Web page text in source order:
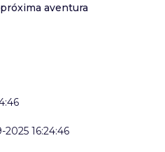
aventura
16:24:46